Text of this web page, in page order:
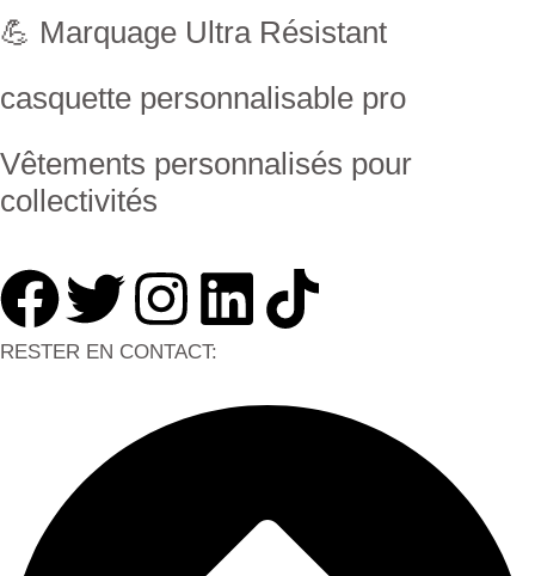
💪 Marquage Ultra Résistant
casquette personnalisable pro
Vêtements personnalisés pour
collectivités
RESTER EN CONTACT: